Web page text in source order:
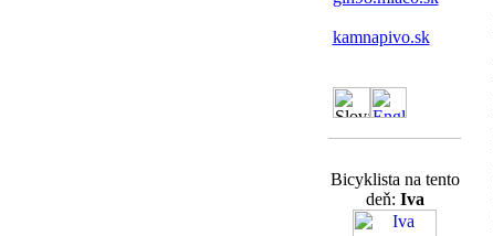
kamnapivo.sk
Bicyklista na tento
deň: Iva